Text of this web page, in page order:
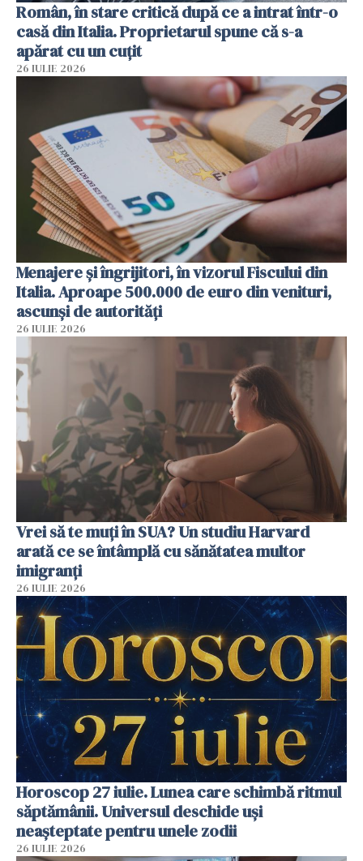
Român, în stare critică după ce a intrat într-o
casă din Italia. Proprietarul spune că s-a
apărat cu un cuțit
26 IULIE 2026
Menajere și îngrijitori, în vizorul Fiscului din
Italia. Aproape 500.000 de euro din venituri,
ascunși de autorități
26 IULIE 2026
Vrei să te muți în SUA? Un studiu Harvard
arată ce se întâmplă cu sănătatea multor
imigranți
26 IULIE 2026
Horoscop 27 iulie. Lunea care schimbă ritmul
săptămânii. Universul deschide uși
neașteptate pentru unele zodii
26 IULIE 2026